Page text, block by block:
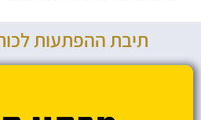
תיבת ההפתעות